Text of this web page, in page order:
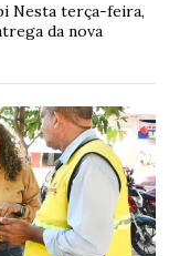
Nesta terça-feira,
da nova